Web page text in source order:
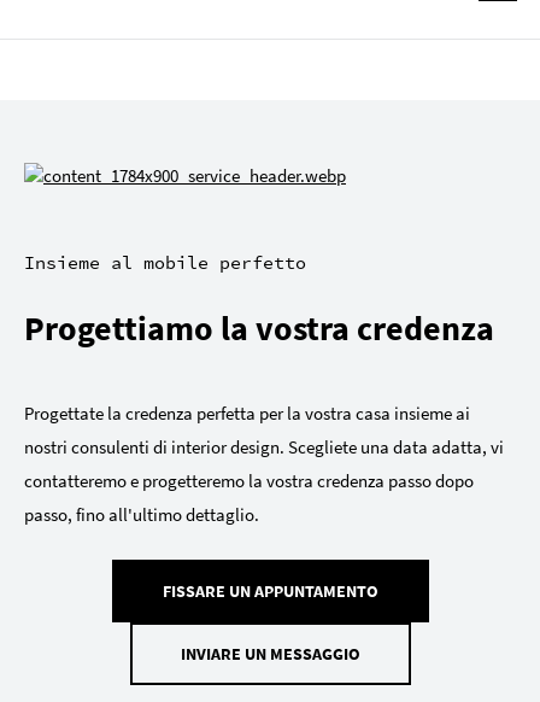
Insieme al mobile perfetto
Progettiamo la vostra credenza
Progettate la credenza perfetta per la vostra casa insieme ai
nostri consulenti di interior design. Scegliete una data adatta, vi
contatteremo e progetteremo la vostra credenza passo dopo
passo, fino all'ultimo dettaglio.
FISSARE UN APPUNTAMENTO
INVIARE UN MESSAGGIO